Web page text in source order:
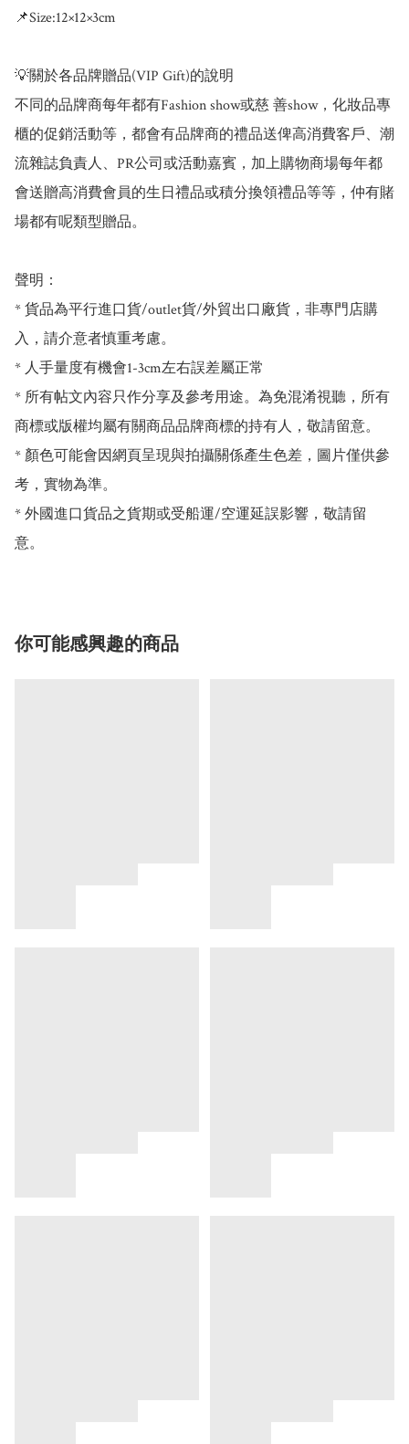
📌Size:12×12×3cm
💡關於各品牌贈品(VIP Gift)的說明
不同的品牌商每年都有Fashion show或慈 善show，化妝品專
櫃的促銷活動等，都會有品牌商的禮品送俾高消費客戶、潮
流雜誌負責人、PR公司或活動嘉賓，加上購物商場每年都
會送贈高消費會員的生日禮品或積分換領禮品等等，仲有賭
場都有呢類型贈品。
聲明：
* 貨品為平行進口貨/outlet貨/外貿出口廠貨，非專門店購
入，請介意者慎重考慮。
* 人手量度有機會1-3cm左右誤差屬正常
* 所有帖文內容只作分享及參考用途。為免混淆視聽，所有
商標或版權均屬有關商品品牌商標的持有人，敬請留意。
* 顏色可能會因網頁呈現與拍攝關係產生色差，圖片僅供參
考，實物為準。
* 外國進口貨品之貨期或受船運/空運延誤影響，敬請留
意。
你可能感興趣的商品